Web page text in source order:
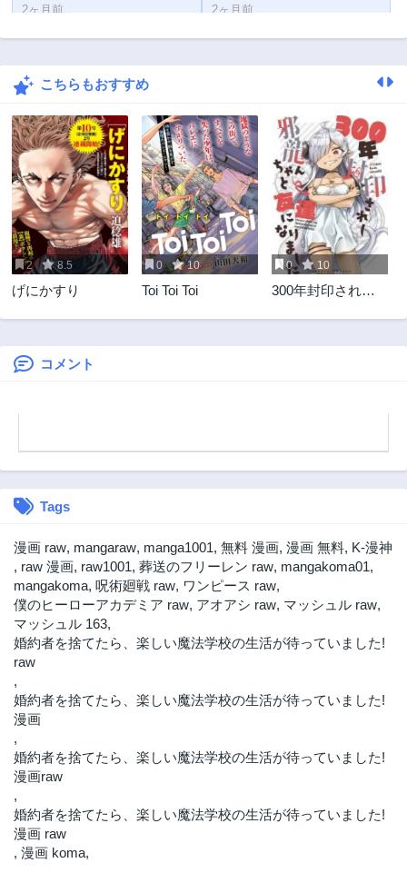
2ヶ月前 2ヶ月前
こちらもおすすめ
2 8.5
げにかすり
0 10
Toi Toi Toi
0 10
300年封印されし
コメント
Tags
漫画 raw, mangaraw, manga1001, 無料 漫画, 漫画 無料, K-漫神
, raw 漫画, raw1001, 葬送のフリーレン raw, mangakoma01,
mangakoma, 呪術廻戦 raw, ワンピース raw,
僕のヒーローアカデミア raw, アオアシ raw, マッシュル raw,
マッシュル 163,
婚約者を捨てたら、楽しい魔法学校の生活が待っていました!
raw
,
婚約者を捨てたら、楽しい魔法学校の生活が待っていました!
漫画
,
婚約者を捨てたら、楽しい魔法学校の生活が待っていました!
漫画raw
,
婚約者を捨てたら、楽しい魔法学校の生活が待っていました!
漫画 raw
, 漫画 koma,